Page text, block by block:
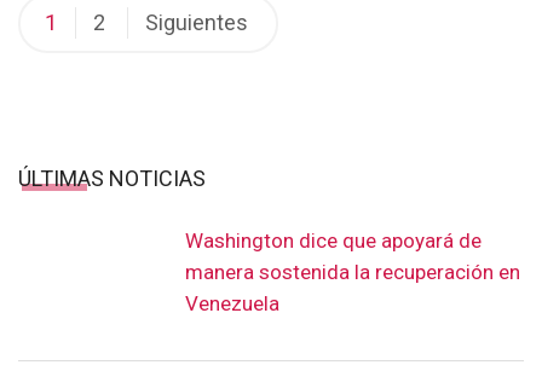
Paginación
1 2 Siguientes
ÚLTIMAS NOTICIAS
Washington dice que apoyará de
manera sostenida la recuperación en
Venezuela